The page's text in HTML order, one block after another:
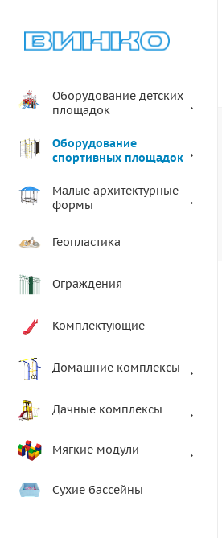
Оборудование детских
площадок
Оборудование
спортивных площадок
Малые архитектурные
формы
Геопластика
Ограждения
Комплектующие
Домашние комплексы
Дачные комплексы
Мягкие модули
Сухие бассейны